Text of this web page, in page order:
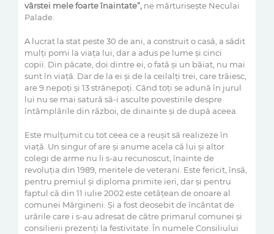
vârstei mele foarte înaintate”, ne mărturisește Neculai
Palade.
A lucrat la stat peste 30 de ani, a construit o casă, a sădit
mulți pomi la viața lui, dar a adus pe lume și cinci
copii. Din păcate, doi dintre ei, o fată și un băiat, nu mai
sunt în viață. Dar de la ei și de la ceilalți trei, care trăiesc,
are 9 nepoți și 13 strănepoți. Când toți se adună în jurul
lui nu se mai satură să-i asculte povestirile despre
întâmplările din război, de dinainte și dedupă aceea.
Este mulțumit cu tot ceea cea reușit să realizeze în
viață. Un singur of are și anume acela că lui și altor
colegi de arme nu li s-au recunoscut, înainte de
revoluția din 1989, meritele de veterani. Este fericit, însă,
pentru premiul și diploma primite ieri, dar și pentru
faptul că din 11 iulie 2002este cetățean de onoare al
comunei Mărgineni. Și a fost deosebit de încântat de
urările care i s-au adresat de către primarul comunei și
consilierii prezenți la festivitate. În numele Consiliului